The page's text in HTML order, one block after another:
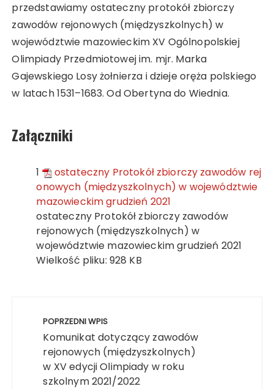
przedstawiamy ostateczny protokół zbiorczy
zawodów rejonowych (międzyszkolnych) w
województwie mazowieckim XV Ogólnopolskiej
Olimpiady Przedmiotowej im. mjr. Marka
Gajewskiego Losy żołnierza i dzieje oręża polskiego
w latach 1531–1683. Od Obertyna do Wiednia.
Załączniki
1
ostateczny Protokół zbiorczy zawodów rej
onowych (międzyszkolnych) w województwie
mazowieckim grudzień 2021
ostateczny Protokół zbiorczy zawodów
rejonowych (międzyszkolnych) w
województwie mazowieckim grudzień 2021
Wielkość pliku: 928 KB
wpisuPOPRZEDNI WPIS
Komunikat dotyczący zawodów
rejonowych (międzyszkolnych)
w XV edycji Olimpiady w roku
szkolnym 2021/2022